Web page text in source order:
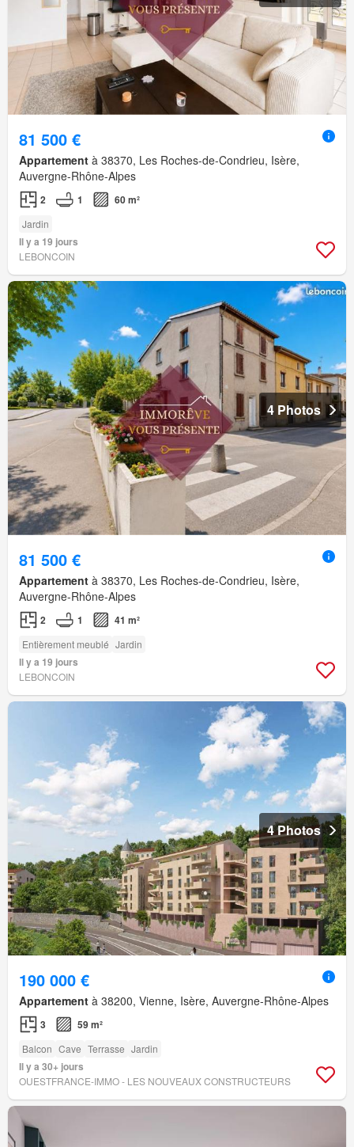
81 500 €
Appartement à 38370, Les Roches-de-Condrieu, Isère,
Auvergne-Rhône-Alpes
2 1 60 m²
Jardin
Il y a 19 jours
LEBONCOIN
4 Photos
81 500 €
Appartement à 38370, Les Roches-de-Condrieu, Isère,
Auvergne-Rhône-Alpes
2 1 41 m²
Entièrement meublé Jardin
Il y a 19 jours
LEBONCOIN
4 Photos
190 000 €
Appartement à 38200, Vienne, Isère, Auvergne-Rhône-Alpes
3 59 m²
Balcon Cave Terrasse Jardin
Il y a 30+ jours
OUESTFRANCE-IMMO - LES NOUVEAUX CONSTRUCTEURS